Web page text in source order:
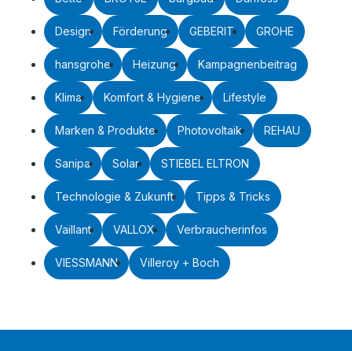
Design Förderung GEBERIT GROHE
hansgrohe Heizung Kampagnenbeitrag
Klima Komfort & Hygiene Lifestyle
Marken & Produkte Photovoltaik REHAU
Sanipa Solar STIEBEL ELTRON
Technologie & Zukunft Tipps & Tricks
Vaillant VALLOX Verbraucherinfos
VIESSMANN Villeroy + Boch